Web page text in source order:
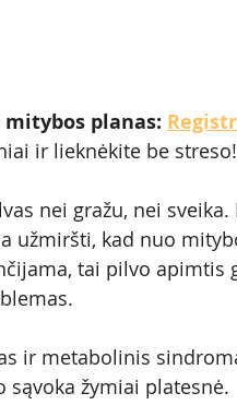
planas:
ir lieknėkite be streso!
nei gražu, nei
užmiršti, kad nuo
tai pilvo apimtis
ir metabolinis
sąvoka žymiai platesnė.